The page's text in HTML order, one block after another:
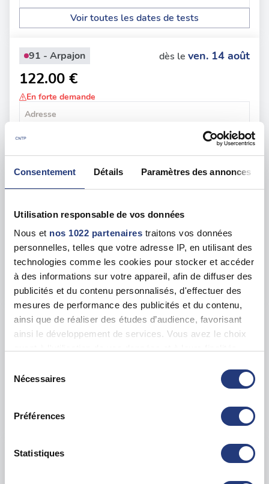
Consentement Détails Paramètres des annonces
Utilisation responsable de vos données
Nous et nos 1022 partenaires traitons vos données
personnelles, telles que votre adresse IP, en utilisant des
technologies comme les cookies pour stocker et accéder
à des informations sur votre appareil, afin de diffuser des
publicités et du contenu personnalisés, d'effectuer des
mesures de performance des publicités et du contenu,
ainsi que de réaliser des études d’audience, favorisant
ainsi le développement de services. Vous avez le choix
tout moment en consultant la Déclaration relative aux
cookies ou en cliquant sur l'icône de confidentialité.
Si vous le permettez, nous aimerions également :
géographique qui peuvent être précises à plusieurs
Identifier votre appareil en l'analysant activement
Nécessaires
Préférences
Statistiques
Voir toutes les dates de tests
91 - Arpajon dès le ven. 14 août
122.00 €
En forte demande
Adresse
91 - Évry-Courcouronnes dès lelun. 17 août
130.00 €
En forte demande
Adresse
2 Cr Mgr Roméro, 91004 Évry-Courcouronnes
Voir toutes les dates de tests
91 - Brunoy dès leven. 04 septembre
125.00 €
Adresse
91 - Étampes mer. 02 septembre